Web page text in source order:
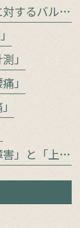
院内勉強会「骨粗鬆症性椎体骨折に対するバルーン椎体形成術」
」
」
院内勉強会 腰殿部痛「仙腸関節障害」と「上殿皮神経／中殿皮神経障害」をどう見極めるか